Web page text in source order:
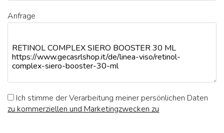
Anfrage
Ich stimme der Verarbeitung meiner persönlichen Daten
zu kommerziellen und Marketingzwecken zu